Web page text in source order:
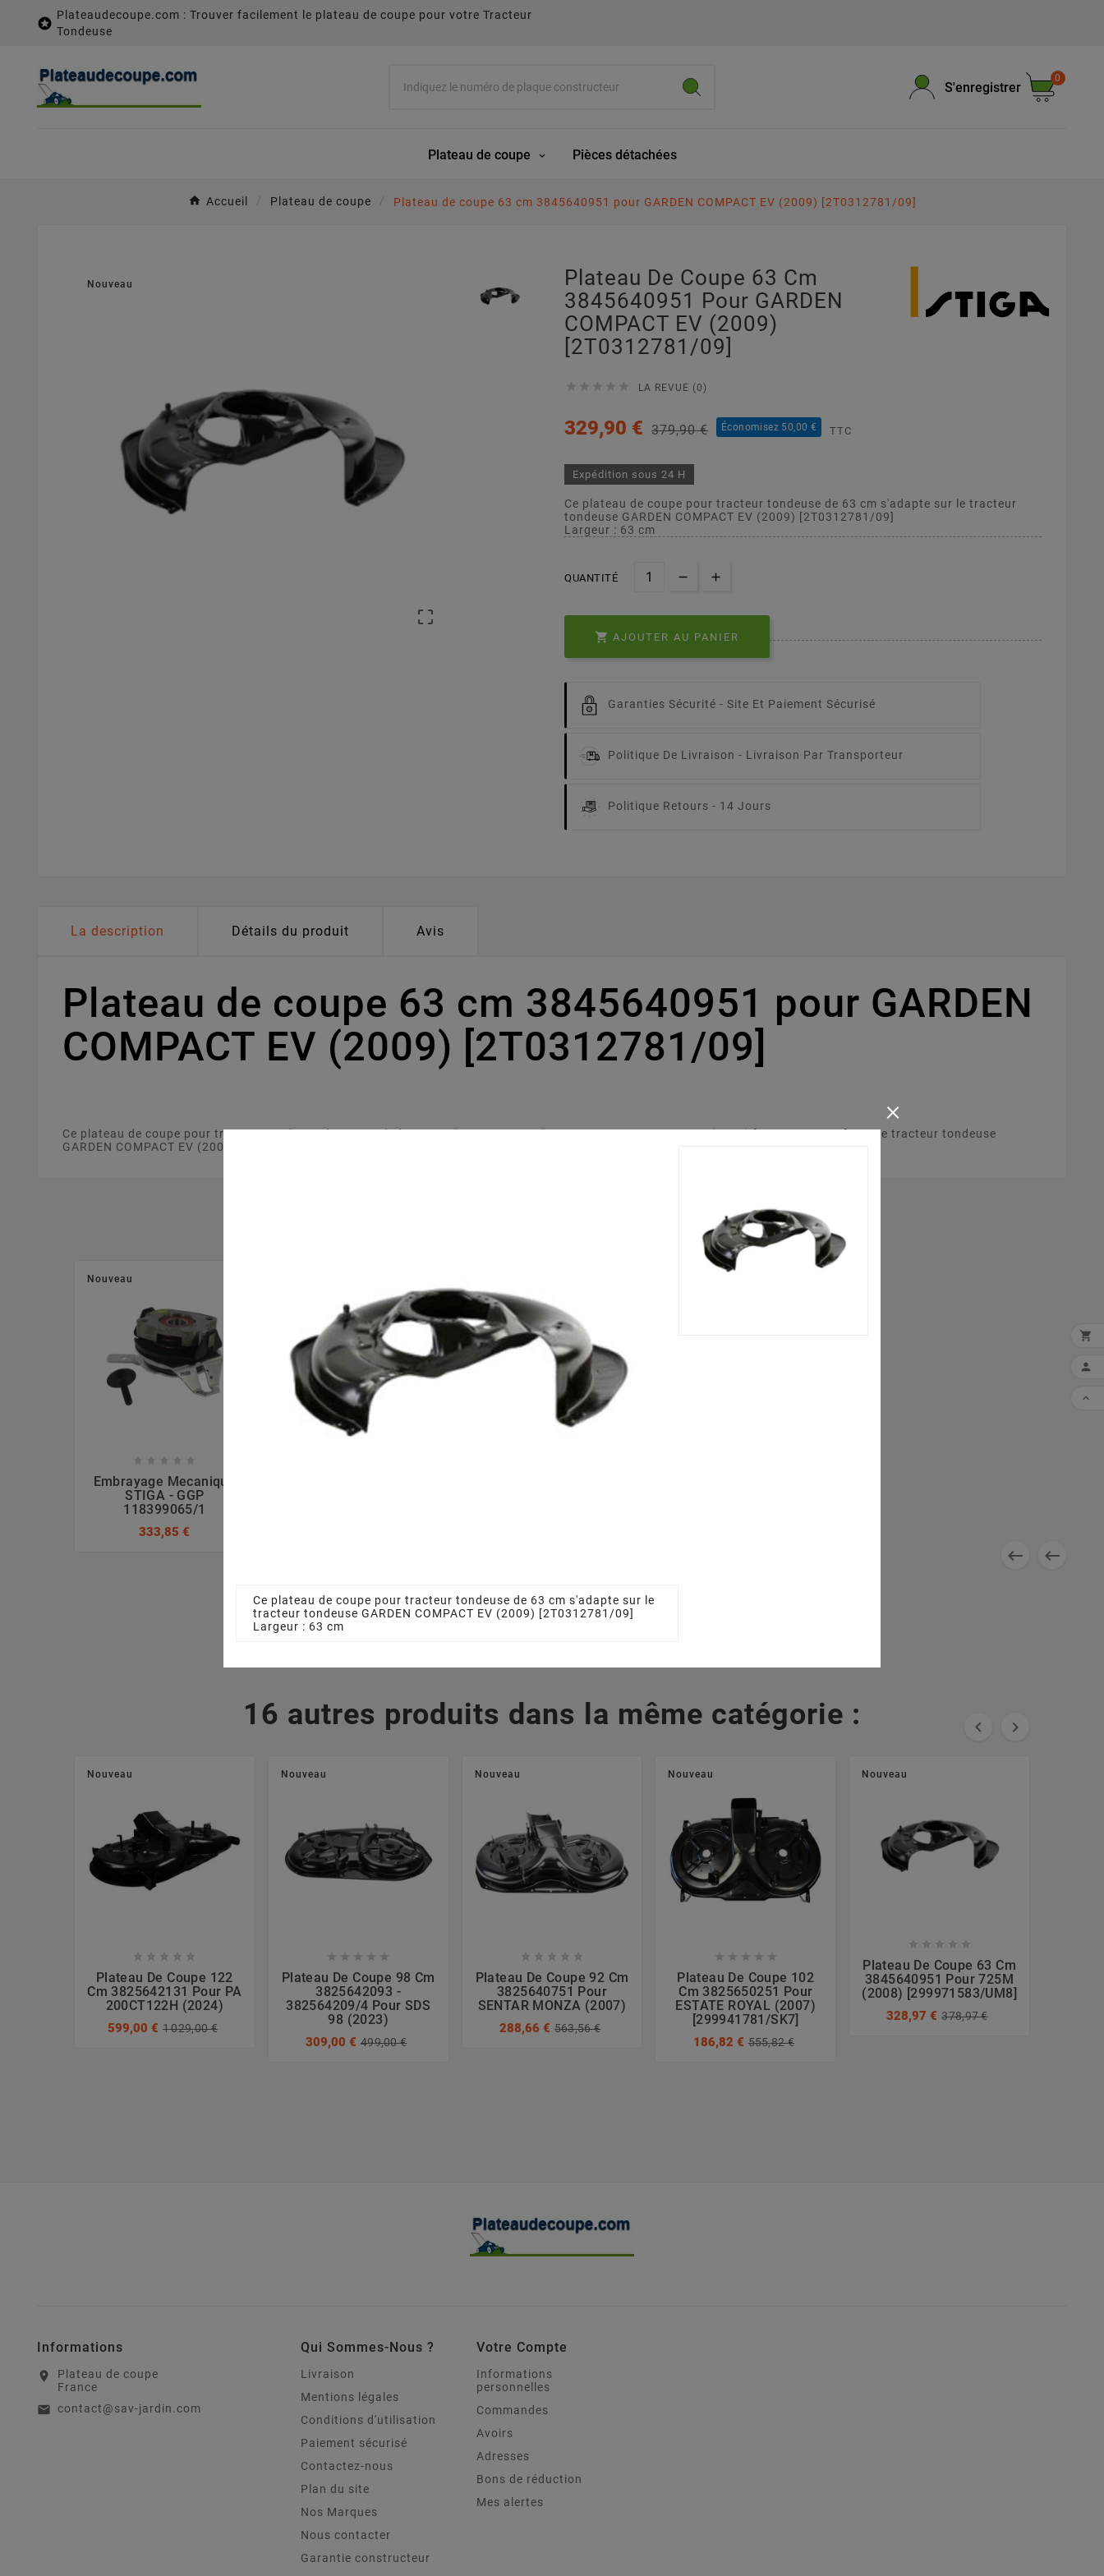

Plateaudecoupe.com : Trouver facilement le plateau de coupe pour votre Tracteur
Tondeuse
S'enregistrer
0
Plateau de coupe Pièces détachées
Accueil Plateau de coupe Plateau de coupe 63 cm 3845640951 pour GARDEN COMPACT EV (2009) [2T0312781/09]
Nouveau

Plateau De Coupe 63 Cm
3845640951 Pour GARDEN
COMPACT EV (2009)
[2T0312781/09]
     LA REVUE (0)
329,90 € 379,90 € Économisez 50,00 € TTC
Expédition sous 24 H
Ce plateau de coupe pour tracteur tondeuse de 63 cm s'adapte sur le tracteur
tondeuse GARDEN COMPACT EV (2009) [2T0312781/09]
Largeur : 63 cm
QUANTITÉ
 AJOUTER AU PANIER
Garanties Sécurité - Site Et Paiement Sécurisé
Politique De Livraison - Livraison Par Transporteur
Politique Retours - 14 Jours
La description Détails du produit Avis
Plateau de coupe 63 cm 3845640951 pour GARDEN
COMPACT EV (2009) [2T0312781/09]
Ce plateau de coupe pour tracteur tondeuse de 63 cm s'adapte sur le tracteur tondeuse GARDEN COMPACT EV (2009) [2T0312781/09] .Votre tracteur tondeuse
GARDEN COMPACT EV (2009) [2T0312781/09] . Ce plateau de coupe est fabriqué à partir d'un matériau solide et résistant.
 
Nouveau
    
Embrayage Mecanique
STIGA - GGP
118399065/1
333,85 €
16 autres produits dans la même catégorie :  
Nouveau
    
Plateau De Coupe 122
Cm 3825642131 Pour PA
200CT122H (2024)
599,00 € 1 029,00 €
Nouveau
    
Plateau De Coupe 98 Cm
3825642093 -
382564209/4 Pour SDS
98 (2023)
309,00 € 499,00 €
Nouveau
    
Plateau De Coupe 92 Cm
3825640751 Pour
SENTAR MONZA (2007)
288,66 € 563,56 €
Nouveau
    
Plateau De Coupe 102
Cm 3825650251 Pour
ESTATE ROYAL (2007)
[299941781/SK7]
186,82 € 555,82 €
Nouveau
    
Plateau De Coupe 63 Cm
3845640951 Pour 725M
(2008) [299971583/UM8]
328,97 € 378,97 €
×
Ce plateau de coupe pour tracteur tondeuse de 63 cm s'adapte sur le
tracteur tondeuse GARDEN COMPACT EV (2009) [2T0312781/09]
Largeur : 63 cm
Informations
location_on
Plateau de coupe
France
email contact@sav-jardin.com
Qui Sommes-Nous ?
Livraison
Mentions légales
Conditions d'utilisation
Paiement sécurisé
Contactez-nous
Plan du site
Nos Marques
Nous contacter
Garantie constructeur
Votre Compte
Informations
personnelles
Commandes
Avoirs
Adresses
Bons de réduction
Mes alertes


